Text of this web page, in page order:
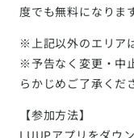
度でも無料になります
※上記以外のエリア
※予告なく変更・中
らかじめご了承くだ
【参加方法】
LUUPアプリをダウ